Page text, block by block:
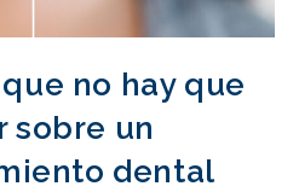
no hay que
sobre un
dental